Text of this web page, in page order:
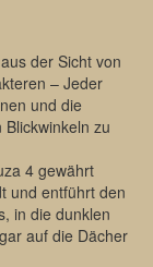
der Sicht von
– Jeder
und die
zu
4 gewährt
und entführt den
in die dunklen
auf die Dächer